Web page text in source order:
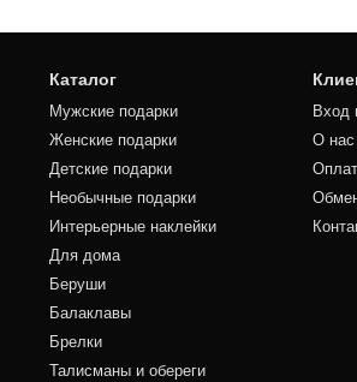
Каталог
Мужские подарки
Женские подарки
Детские подарки
Необычные подарки
Интерьерные наклейки
Для дома
Беруши
Балаклавы
Брелки
Талисманы и обереги
Вход
О нас